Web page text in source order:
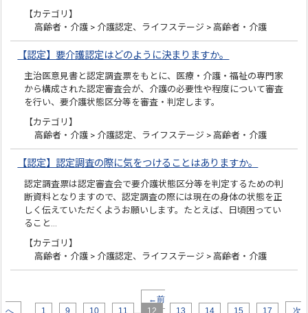
【カテゴリ】
高齢者・介護 > 介護認定、ライフステージ > 高齢者・介護
【認定】要介護認定はどのように決まりますか。
主治医意見書と認定調査票をもとに、医療・介護・福祉の専門家
から構成された認定審査会が、介護の必要性や程度について審査
を行い、要介護状態区分等を審査・判定します。
【カテゴリ】
高齢者・介護 > 介護認定、ライフステージ > 高齢者・介護
【認定】認定調査の際に気をつけることはありますか。
認定調査票は認定審査会で要介護状態区分等を判定するための判
断資料となりますので、認定調査の際には現在の身体の状態を正
しく伝えていただくようお願いします。たとえば、日頃困ってい
ること…
【カテゴリ】
高齢者・介護 > 介護認定、ライフステージ > 高齢者・介護
←前
へ
1 9 10 11 12 13 14 15 17
次